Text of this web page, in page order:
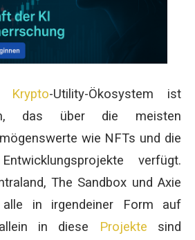
Krypto-Utility-Ökosystem ist
das über die meisten
wie NFTs und die
verfügt.
The Sandbox und Axie
alle in irgendeiner Form auf
in diese
Projekte sind